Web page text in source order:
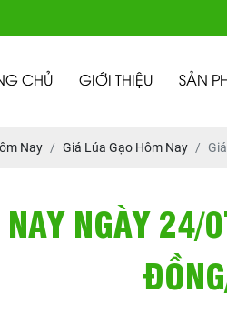
CHỦ GIỚI THIỆU SẢN
Nay Giá Lúa Gạo Hôm Nay
NAY NGÀY